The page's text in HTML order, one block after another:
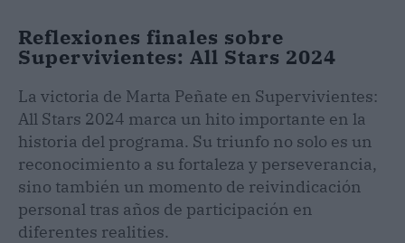
Reflexiones finales sobre
Supervivientes: All Stars 2024
La victoria de Marta Peñate en Supervivientes:
All Stars 2024 marca un hito importante en la
historia del programa. Su triunfo no solo es un
reconocimiento a su fortaleza y perseverancia,
sino también un momento de reivindicación
personal tras años de participación en
diferentes realities.